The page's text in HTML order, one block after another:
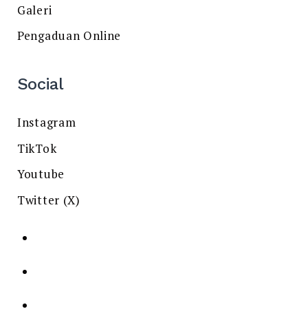
Galeri
Pengaduan Online
Social
Instagram
TikTok
Youtube
Twitter (X)